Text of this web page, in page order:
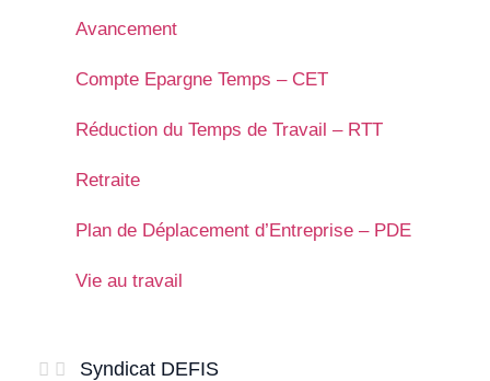
Avancement
Compte Epargne Temps – CET
Réduction du Temps de Travail – RTT
Retraite
Plan de Déplacement d’Entreprise – PDE
Vie au travail
Syndicat DEFIS